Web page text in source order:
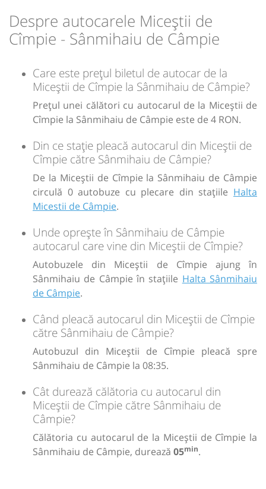
4lei
Sursa:Transmixt SA - Bistrita| Ultima actualizare:08/2020
Despre autocarele Miceștii de
Cîmpie - Sânmihaiu de Câmpie
Care este prețul biletul de autocar de la
Miceștii de Cîmpie la Sânmihaiu de Câmpie?
Prețul unei călători cu autocarul de la Miceștii de
Cîmpie la Sânmihaiu de Câmpie este de 4 RON.
Din ce stație pleacă autocarul din Miceștii de
Cîmpie către Sânmihaiu de Câmpie?
De la Miceștii de Cîmpie la Sânmihaiu de Câmpie
circulă 0 autobuze cu plecare din stațiile Halta
Micestii de Câmpie.
Unde oprește în Sânmihaiu de Câmpie
autocarul care vine din Miceștii de Cîmpie?
Autobuzele din Miceștii de Cîmpie ajung în
Sânmihaiu de Câmpie în stațiile Halta Sânmihaiu
de Câmpie.
Când pleacă autocarul din Miceștii de Cîmpie
către Sânmihaiu de Câmpie?
Autobuzul din Miceștii de Cîmpie pleacă spre
Sânmihaiu de Câmpie la 08:35.
Cât durează călătoria cu autocarul din
Miceștii de Cîmpie către Sânmihaiu de
Câmpie?
Călătoria cu autocarul de la Miceștii de Cîmpie la
Sânmihaiu de Câmpie, durează 05min.